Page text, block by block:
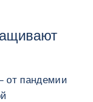
от пандемии